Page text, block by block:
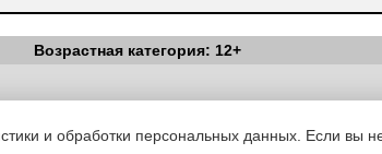
Возрастная категория: 12+
|Об издании|Условия|Политика
и обработки персональных данных. Если вы